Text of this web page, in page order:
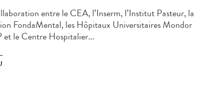
entre le CEA, l’Inserm, l’Institut Pasteur, la
FondaMental, les Hôpitaux Universitaires Mondor
le Centre Hospitalier...